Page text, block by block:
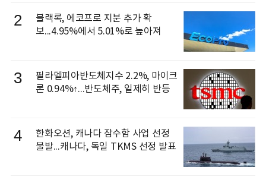
2
블랙록, 에코프로 지분 추가 확
보...4.95%에서 5.01%로 높아져
3
필라델피아반도체지수 2.2%, 마이크
론 0.94%↑...반도체주, 일제히 반등
4
한화오션, 캐나다 잠수함 사업 선정
불발...캐나다, 독일 TKMS 선정 발표